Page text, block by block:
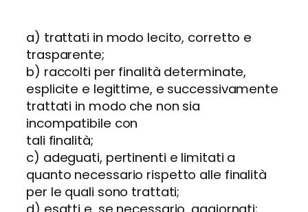
a) trattati in modo lecito, corretto e
trasparente;
b) raccolti per finalità determinate,
esplicite e legittime, e successivamente
trattati in modo che non sia
incompatibile con
tali finalità;
c) adeguati, pertinenti e limitati a
quanto necessario rispetto alle finalità
per le quali sono trattati;